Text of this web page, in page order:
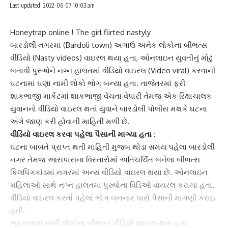
Last updated: 2022-06-07 10:03 am
Honeytrap online ! The girl flirted nastyly
બારડોલી નગરમાં (Bardoli town) અગાઉ અનેક લોકોના બીભત્સ
વીડિયો (Nasty videos) વાઇરલ થયા હતા, ઓનલાઇન યુવતીનું મોઢું
બતાવી પુરૂષોને નગ્ન હાલતમાં વીડિયો વાઇરલ (Video viral) કરવાની
ઘટનામાં ઘણા નામી લોકો ભોગ બન્યા હતા. તાજેતરમાં ફરી
શાકભાજી માર્કેટમાં શાકભાજી વેંચતા વેપારી તેમજ એક રિક્ષાચાલક
યુવાનનો વીડિયો વાઇરલ થતાં યુવાને બારડોલી પોલીસ મથકે ઘટના
અંગે જાણ કરી હોવાની માહિતી મળી છે.
વીડિયો વાઇરલકરવા પહેલા પૈસાની માગ્યા હતા :
ઘટના બાબતે પ્રાપ્ત થતી માહિતી મુજબ થોડા સમય પહેલા બારડોલી
નગર તેમજ આસપાસના વિસ્તારોમાં અતિચર્ચિત બનેલા બીભત્સ
કિલપિંગકાંડમાં નગરમાં અન્ય વીડિયો વાઇરલ થયા છે. ઓનલાઇન
મહિલાઓ સાથે નગ્ન હાલતમાં પુરુષોના વિડિઓ વાયરલ કરાયા હતા.
વીડિયો વાઇરલ કરતાં પહેલાં ભોગ બનનાર પાસે પૈસાની માગણી કરાઇ
હતી.
ભૂતકાળમાં નામી લોકોના બીભસ્ત વીડિયો વાઇરલ થતા હતા :